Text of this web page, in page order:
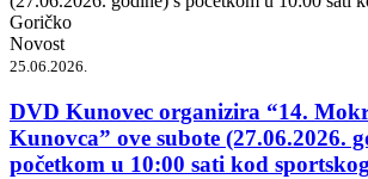
Novost
25.06.2026.
DVD Kunovec organizira “14.
Kunovca” ove subote (27.06.2026.
početkom u 10:00 sati kod